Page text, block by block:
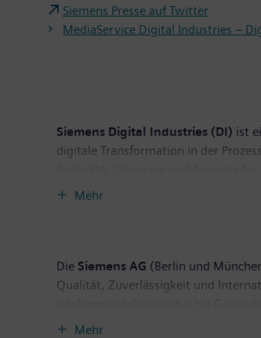
Siemens Presse auf Twitter
MediaService Digital Industries –
Siemens Digital Industries (DI) ist
digitale Transformation in der
Branchen, ermöglicht das
Mehr
Die Siemens AG (Berlin und
Qualität, Zuverlässigkeit und
eigenständig geführte
Mehr